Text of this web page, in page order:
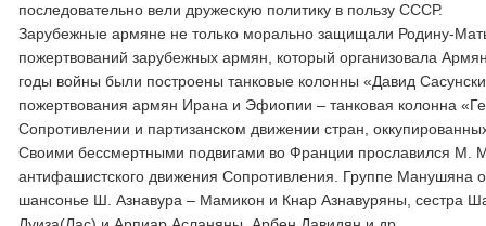
последовательно вели дружескую политику в пользу СССР.
Зарубежные армяне не только морально защищали Родину-
пожертвований зарубежных армян, который организовала
годы войны были построены танковые колонны «Давид
пожертвования армян Ирана и Эфиопии – танковая колонна
Сопротивлении и партизанском движении стран,
Своими бессмертными подвигами во Франции прославился М.
антифашистского движения Сопротивления. Группе Манушяна
шансонье Ш. Азнавура – Мамикон и Кнар Азнавуряны, сестра